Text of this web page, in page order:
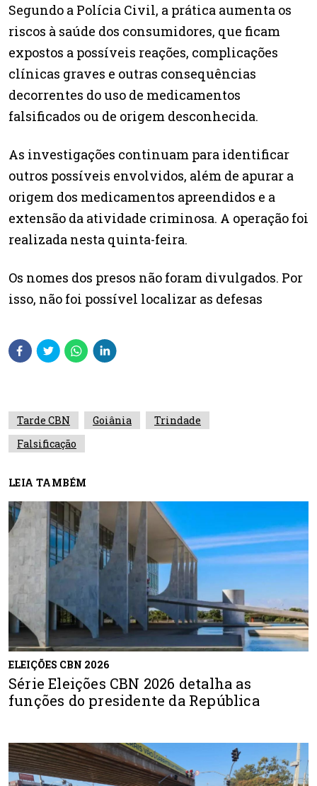
Segundo a Polícia Civil, a prática aumenta os
riscos à saúde dos consumidores, que ficam
expostos a possíveis reações, complicações
clínicas graves e outras consequências
decorrentes do uso de medicamentos
falsificados ou de origem desconhecida.
As investigações continuam para identificar
outros possíveis envolvidos, além de apurar a
origem dos medicamentos apreendidos e a
extensão da atividade criminosa. A operação foi
realizada nesta quinta-feira.
Os nomes dos presos não foram divulgados. Por
isso, não foi possível localizar as defesas
Tarde CBN Goiânia
Trindade
Falsificação
LEIA TAMBÉM
ELEIÇÕES CBN 2026
Série Eleições CBN 2026 detalha as
funções do presidente da República